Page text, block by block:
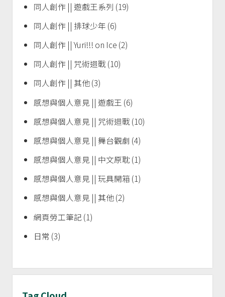
同人創作 || 遊戲王系列 (19)
同人創作 || 排球少年 (6)
同人創作 || Yuri!!! on Ice (2)
同人創作 || 咒術迴戰(10)
同人創作 || 其他(3)
感想與個人意見 || 遊戲王 (6)
感想與個人意見 || 咒術迴戰(10)
感想與個人意見 || 舞台觀劇 (4)
感想與個人意見 || 中文原耽 (1)
感想與個人意見 || 玩具開箱 (1)
感想與個人意見 || 其他(2)
網頁勞工筆記(1)
日常 (3)